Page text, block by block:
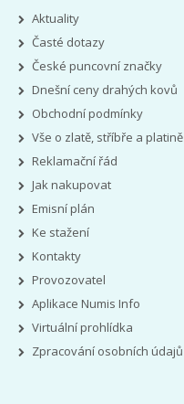
Aktuality
Časté dotazy
České puncovní značky
Dnešní ceny drahých kovů
Obchodní podmínky
Vše o zlatě, stříbře a platině
Reklamační řád
Jak nakupovat
Emisní plán
Ke stažení
Kontakty
Provozovatel
Aplikace Numis Info
Virtuální prohlídka
Zpracování osobních údajů